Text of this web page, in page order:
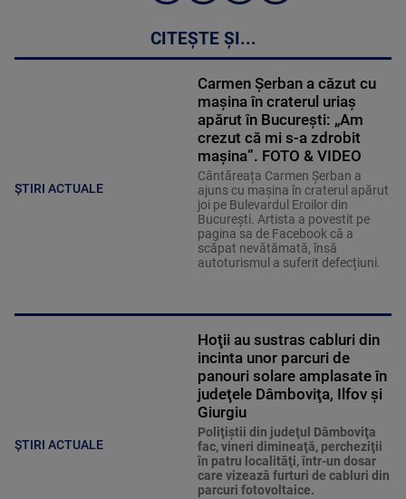
CITEȘTE ȘI...
ȘTIRI ACTUALE
Carmen Șerban a căzut cu
mașina în craterul uriaș
apărut în București: „Am
crezut că mi s-a zdrobit
mașina”. FOTO & VIDEO
Cântăreața Carmen Șerban a
ajuns cu mașina în craterul apărut
joi pe Bulevardul Eroilor din
București. Artista a povestit pe
pagina sa de Facebook că a
scăpat nevătămată, însă
autoturismul a suferit defecțiuni.
ȘTIRI ACTUALE
Hoţii au sustras cabluri din
incinta unor parcuri de
panouri solare amplasate în
judeţele Dâmboviţa, Ilfov şi
Giurgiu
Poliţiştii din judeţul Dâmboviţa
fac, vineri dimineaţă, percheziţii
în patru localităţi, într-un dosar
care vizează furturi de cabluri din
parcuri fotovoltaice.